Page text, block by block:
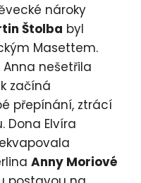
nároky
Štolba byl
Masettem.
Anna nešetřila
začíná
přepínání, ztrácí
Dona Elvíra
Anny Moriové